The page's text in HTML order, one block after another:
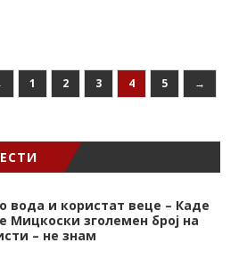
1 2 3 4 5 →
вода и користат веце – Каде
Мицкоски зголемен број на
– не знам